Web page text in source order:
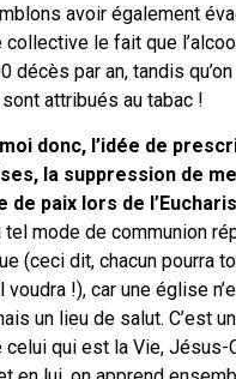
avoir également
collective le fait que
décès par an, tandis
attribués au tabac !
donc, l’idée de
la suppression de
de paix lors de
tel mode de communion
(ceci dit, chacun pourra
voudra !), car une église
un lieu de salut. C’est
celui qui est la Vie, Jésus-